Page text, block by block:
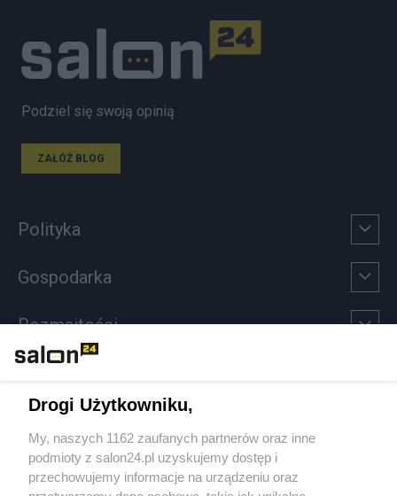
Podziel się swoją opinią
ZAŁÓŻ BLOG
Polityka
Gospodarka
Rozmaitości
Sport
Społeczeństwo
Drogi Użytkowniku,
My, naszych 1162 zaufanych partnerów oraz inne
podmioty z salon24.pl uzyskujemy dostęp i
przechowujemy informacje na urządzeniu oraz